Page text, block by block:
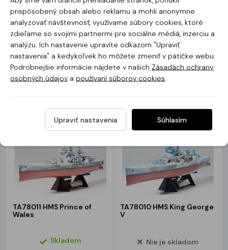
TA78022 IJN Mikuma
Skladom
100.19 €/
ks
SUPER
CENA
113.84 €
TA78019 Japanese Navy
Submarine I-400
Skladom
49.79 €/
ks
SUPER
TA78011 HMS Prince of
Wales
Skladom
TA78010 HMS King George
V
Nie je skladom
prispôsobený obsah alebo reklamu a mohli anonymne
analyzovať návštevnosť, využívame súbory cookies, ktoré
zdieľame so svojimi partnermi pre sociálne médiá, inzerciu a
analýzu. Ich nastavenie upravíte odkazom "Upraviť
nastavenia" a kedykoľvek ho môžete zmeniť v pätičke webu.
Podrobnejšie informácie nájdete v našich Zásadách ochrany
osobných údajov a používaní súborov cookies
Upraviť nastavenia Súhlasím